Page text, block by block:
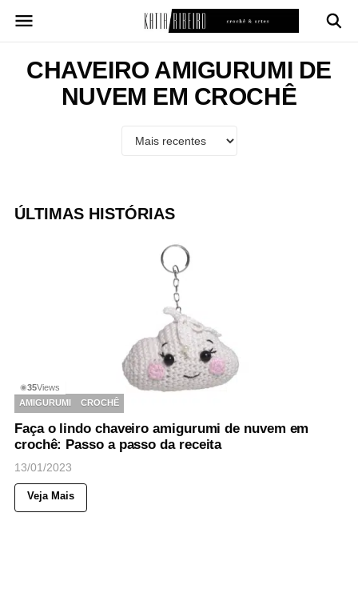
para
conteúdoCHAVEIRO AMIGURUMI DE
NUVEM EM CROCHÊ
ÚLTIMAS HISTÓRIAS
◉35Views
AMIGURUMI
CROCHÊ
Faça o lindo chaveiro amigurumi de nuvem em
crochê: Passo a passo da receita
13/01/2023
Veja Mais